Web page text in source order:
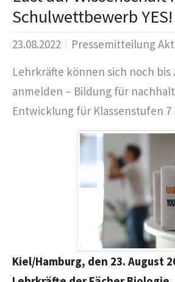
Schulwettbewerb
23.08.2022
Pressemitteilung
Lehrkräfte können sich noch bis
anmelden – Bildung für
Entwicklung für Klassenstufen 7
Kiel/Hamburg, den 23. August